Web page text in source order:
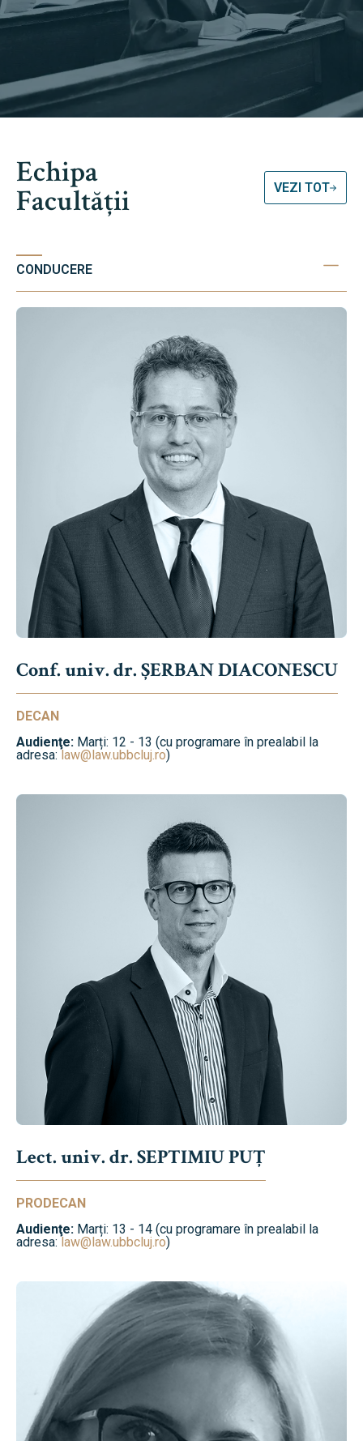
Echipa
Facultății VEZI TOT
CONDUCERE
Conf. univ. dr. ȘERBAN DIACONESCU
DECAN
Audienţe: Marți: 12 - 13 (cu programare în prealabil la
adresa:law@law.ubbcluj.ro)
Lect. univ. dr. SEPTIMIU PUȚ
PRODECAN
Audienţe: Marți: 13 - 14 (cu programare în prealabil la
adresa:law@law.ubbcluj.ro)